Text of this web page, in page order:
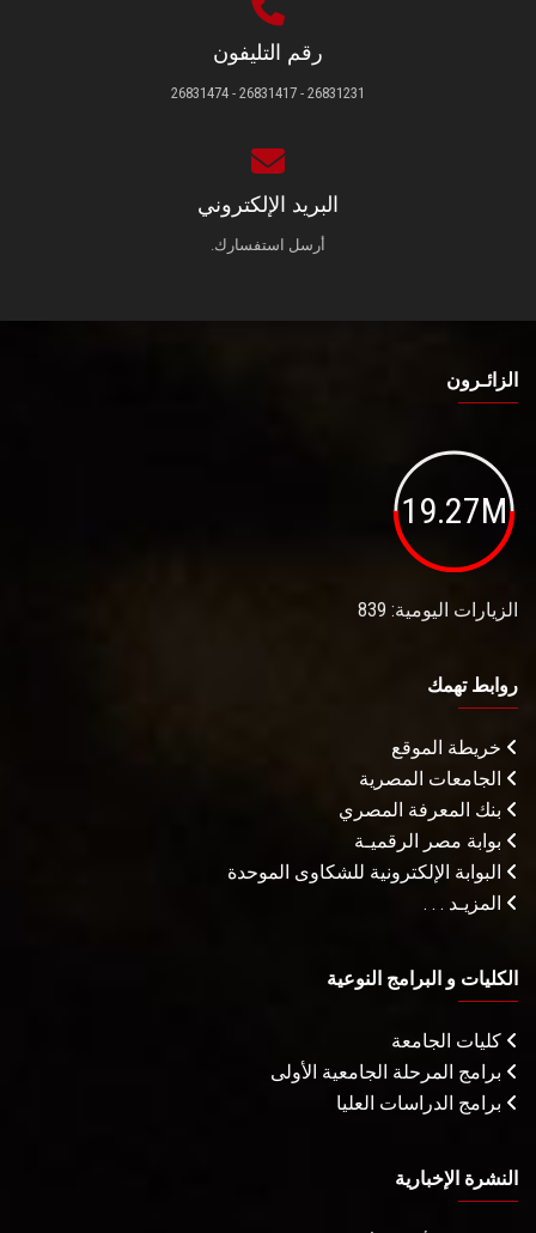
رقم التليفون
26831231 - 26831417 - 26831474
البريد الإلكتروني
أرسل استفسارك.
الزائـرون
19.27M
الزيارات اليومية: 839
روابط تهمك
خريطة الموقع
الجامعات المصرية
بنك المعرفة المصري
بوابة مصر الرقميـة
البوابة الإلكترونية للشكاوى الموحدة
المزيـد . . .
الكليات و البرامج النوعية
كليات الجامعة
برامج المرحلة الجامعية الأولى
برامج الدراسات العليا
النشرة الإخبارية